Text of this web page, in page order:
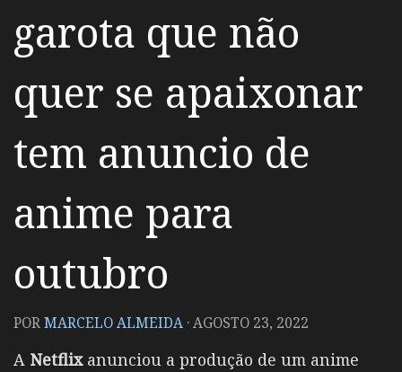
garota que não
quer se apaixonar
tem anuncio de
anime para
outubro
PORMARCELO ALMEIDA ·AGOSTO 23, 2022
A Netflixanunciou a produção de um anime